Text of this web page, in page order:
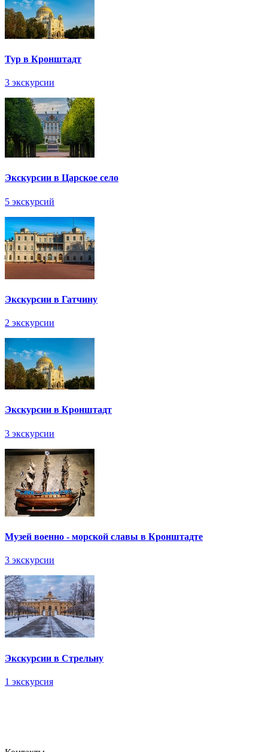
Тур в Кронштадт
3 экскурсии
Экскурсии в Царское село
5 экскурсий
Экскурсии в Гатчину
2 экскурсии
Экскурсии в Кронштадт
3 экскурсии
Музей военно - морской славы в Кронштадте
3 экскурсии
Экскурсии в Стрельну
1 экскурсия